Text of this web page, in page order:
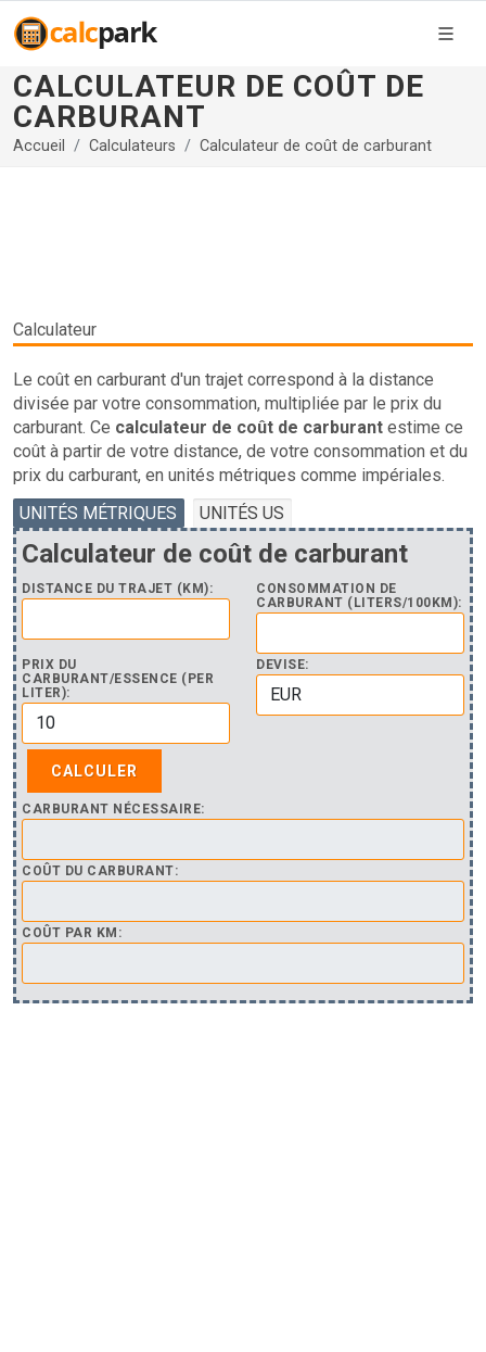
CALCULATEUR DE COÛT DE
CARBURANT
Accueil Calculateurs Calculateur de coût de carburant
Calculateur
Le coût en carburant d'un trajet correspond à la distance
divisée par votre consommation, multipliée par le prix du
carburant. Ce calculateur de coût de carburant estime ce
coût à partir de votre distance, de votre consommation et du
prix du carburant, en unités métriques comme impériales.
UNITÉS MÉTRIQUES
UNITÉS US
Calculateur de coût de carburant
DISTANCE DU TRAJET (KM):
CONSOMMATION DE
CARBURANT (LITERS/100KM):
PRIX DU
CARBURANT/ESSENCE (PER
LITER):
DEVISE:
CARBURANT NÉCESSAIRE:
COÛT DU CARBURANT:
COÛT PAR KM: